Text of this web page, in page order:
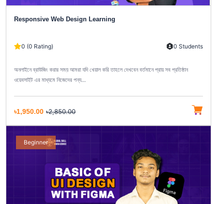
Responsive Web Design Learning
0 (0 Rating) 0 Students
অনলাইনে ব্রাউজিং করার সময় আমরা যদি খেয়াল করি তাহলে দেখবেন বর্তমানে প্রায় সব প্রতিষ্ঠান
ওয়েবসাইট এর মাধ্যমে নিজেদের পন্য...
৳1,950.00 ৳2,850.00
Beginner